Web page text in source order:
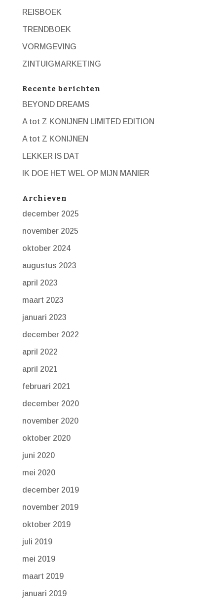
REISBOEK
TRENDBOEK
VORMGEVING
ZINTUIGMARKETING
Recente berichten
BEYOND DREAMS
A tot Z KONIJNEN LIMITED EDITION
A tot Z KONIJNEN
LEKKER IS DAT
IK DOE HET WEL OP MIJN MANIER
Archieven
december 2025
november 2025
oktober 2024
augustus 2023
april 2023
maart 2023
januari 2023
december 2022
april 2022
april 2021
februari 2021
december 2020
november 2020
oktober 2020
juni 2020
mei 2020
december 2019
november 2019
oktober 2019
juli 2019
mei 2019
maart 2019
januari 2019